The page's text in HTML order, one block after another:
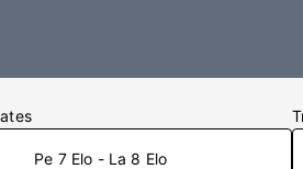
Pe 7 Elo - La 8 Elo